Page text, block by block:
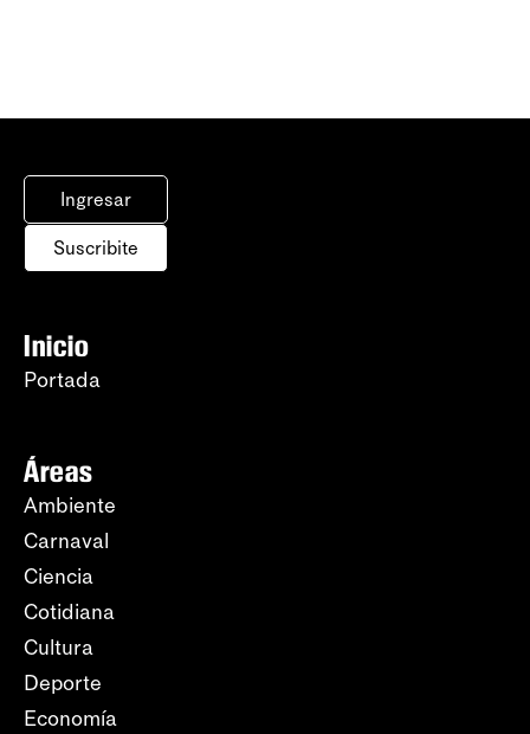
Ingresar
Suscribite
Inicio
Portada
Áreas
Ambiente
Carnaval
Ciencia
Cotidiana
Cultura
Deporte
Economía